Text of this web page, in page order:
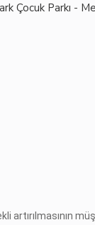
Çocuk Parkı -